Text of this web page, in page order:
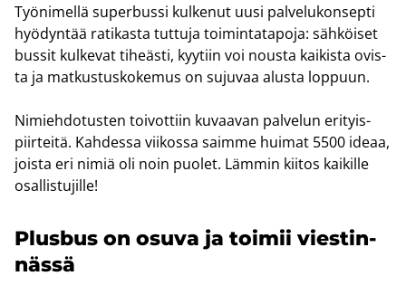
Työ­ni­mel­lä su­per­bus­si kul­ke­nut uusi pal­ve­lu­kon­sep­ti
hyö­dyn­tää ra­ti­kas­ta tut­tu­ja toi­min­ta­ta­po­ja: säh­köi­set
bus­sit kul­ke­vat ti­heäs­ti, kyy­tiin voi nous­ta kai­kis­ta ovis­
ta ja mat­kus­tus­ko­ke­mus on su­ju­vaa alus­ta lop­puun.
Ni­mieh­do­tus­ten toi­vot­tiin ku­vaa­van pal­ve­lun eri­tyis­
piir­tei­tä. Kah­des­sa vii­kos­sa saim­me hui­mat 5500 ideaa,
jois­ta eri nimiä oli noin puo­let. Läm­min kii­tos kai­kil­le
osal­lis­tu­jil­le!
Plus­bus on osuva ja toi­mii vies­tin­
näs­sä